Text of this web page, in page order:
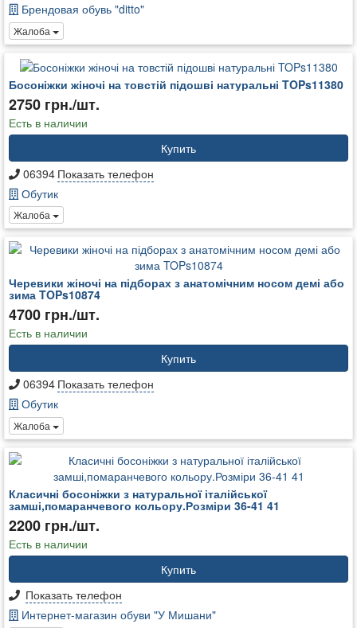
Брендовая обувь "ditto"
Жалоба
Босоніжки жіночі на товстій підошві натуральні TOPs11380
2750 грн./шт.
Есть в наличии
Купить
06394 Показать телефон
Обутик
Жалоба
Черевики жіночі на підборах з анатомічним носом демі або
зима TOPs10874
4700 грн./шт.
Есть в наличии
Купить
06394 Показать телефон
Обутик
Жалоба
Класичні босоніжки з натуральної італійської
замші,помаранчевого кольору.Розміри 36-41 41
2200 грн./шт.
Есть в наличии
Купить
Показать телефон
Интернет-магазин обуви "У Мишани"